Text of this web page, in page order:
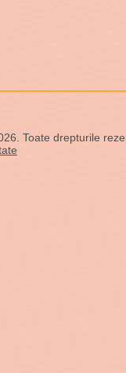
Toate drepturile